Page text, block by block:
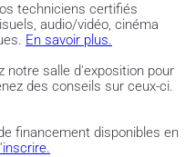
techniciens certifiés
En savoir plus.
notre salle d'exposition pour
des conseils sur ceux-ci.
financement disponibles en